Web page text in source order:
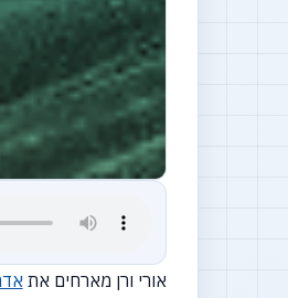
אורי ורן מארחים את